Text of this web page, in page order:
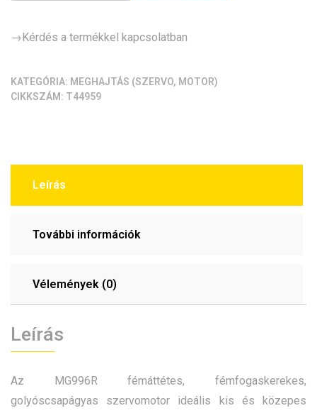
→Kérdés a termékkel kapcsolatban
KATEGÓRIA: MEGHAJTÁS (SZERVO, MOTOR)
CIKKSZÁM: T44959
Leírás
További információk
Vélemények (0)
Leírás
Az MG996R fémáttétes, fémfogaskerekes,
golyóscsapágyas szervomotor ideális kis és közepes